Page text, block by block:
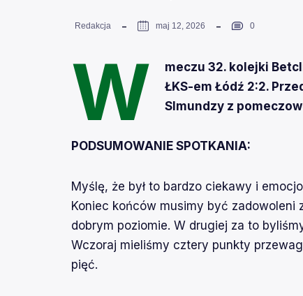
Redakcja maj 12, 2026 0
W
meczu 32. kolejki
ŁKS-em Łódź 2:2.
SImundzy z
PODSUMOWANIE SPOTKANIA:
Myślę, że był to bardzo ciekawy i
Koniec końców musimy być zadowoleni
dobrym poziomie. W drugiej za to
Wczoraj mieliśmy cztery punkty
pięć.